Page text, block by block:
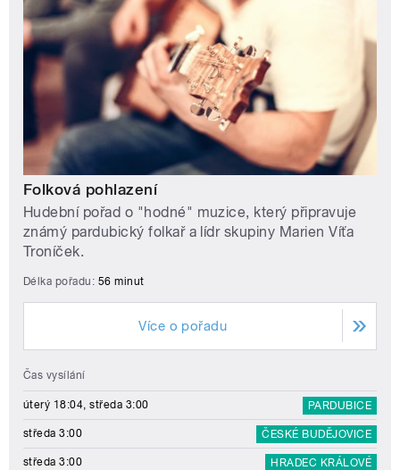
Folková pohlazení
Hudební pořad o "hodné" muzice, který připravuje
známý pardubický folkař a lídr skupiny Marien Víťa
Troníček.
Délka pořadu: 56 minut
Více o pořadu
Čas vysílání
úterý 18:04, středa 3:00 PARDUBICE
středa 3:00 ČESKÉ BUDĚJOVICE
středa 3:00 HRADEC KRÁLOVÉ